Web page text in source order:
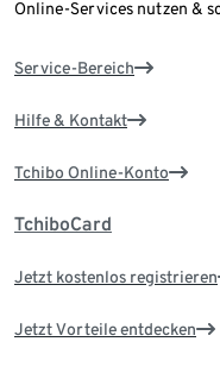
Online-Services nutzen &
Service-Bereich
Hilfe & Kontakt
Tchibo Online-Konto
TchiboCard
Jetzt kostenlos registrieren
Jetzt Vorteile entdecken